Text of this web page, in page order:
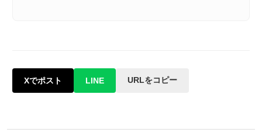
Xでポスト LINE URLをコピー